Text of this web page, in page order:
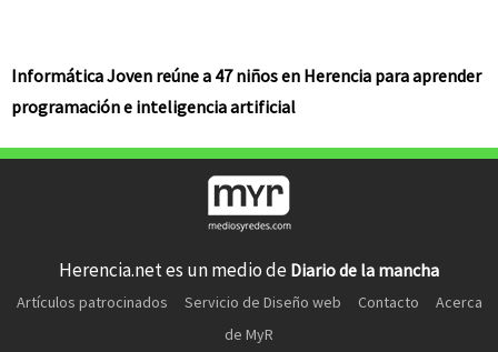
Informática Joven reúne a 47 niños en Herencia para aprender
programación e inteligencia artificial
Herencia.net es un medio de Diario de la mancha
Artículos patrocinados Servicio de Diseño web Contacto
Acerca
de MyR